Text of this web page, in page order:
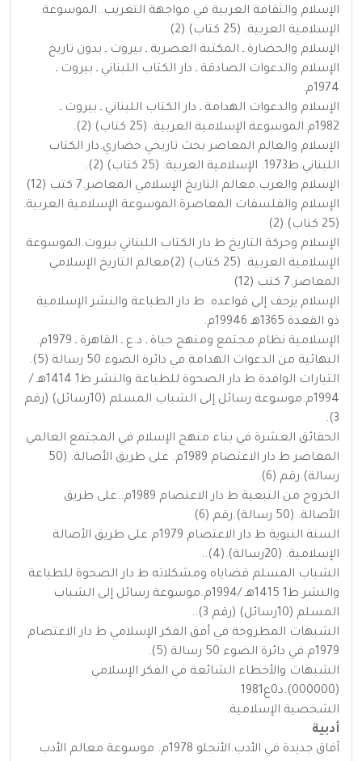
الإسلام والثقافة العربية في مواجهة التغريب..الموسوعة
الإسلامية العربية. (25 كتاب) (2)
الإسلام والحضارة ـ المكتبة العصرية ـ بيروت ـ بدون تاريخ
الإسلام والدعوات الصادقة ـ دار الكتاب اللبناني ـ بيروت ـ
1974م.
الإسلام والدعوات الهدامة ـ دار الكتاب اللبناني ـ بيروت ـ
1982م.الموسوعة الإسلامية العربية. (25 كتاب) (2).
الإسلام والعالم المعاصر بحث تاريخي حضاري.دار الكتاب
اللبناني.ط1973. الإسلامية العربية. (25 كتاب) (2).
الإسلام والغرب.معالم التاريخ الإسلامي المعاصر.7 كتب (12)
الإسلام والفلسفات المعاصرة.الموسوعة الإسلامية العربية.
(25 كتاب) (2)
الإسلام وحركة التاريخ ط دار الكتاب اللبناني بيروت.الموسوعة
الإسلامية العربية. (25 كتاب) (2)معالم التاريخ الإسلامي
المعاصر.7 كتب (12)
الإسلام يزحف إلى قواعده. ط دار الطباعة والنشر الإسلامية
ذو القعدة 1365هـ 19946م.
الإسلامية نظام مجتمع ومنهج حياة ـ د.ع ـ القاهرة ـ 1979م.
البهائية من الدعوات الهدامة.في دائرة الضوء 50 رسالة (5).
التيارات الوافدة ط دار الصحوة للطباعة والنشر ط1 1414هـ /
1994م.موسوعة رسائل إلى الشباب المسلم (10رسائل) (رقم
3).
الحقائق العشرة في بناء منهج الإسلام في المجتمع العالمي
المعاصر ط دار الاعتصام 1989م. على طريق الأصالة. (50
رسالة).رقم (6).
الخروج من التبعية ط دار الاعتصام 1989م..على طريق
الأصالة. (50 رسالة).رقم (6)
السنة النبوية ط دار الاعتصام 1979م.على طريق الأصالة
الإسلامية. (20رسالة).(4)..
الشباب المسلم قضاياه ومشكلاته ط دار الصحوة للطباعة
والنشر ط1 1415هـ /1994م.موسوعة رسائل إلى الشباب
المسلم (10رسائل) (رقم 3)..
الشبهات المطروحة في أفق الفكر الإسلامي ط دار الاعتصام
1979م.في دائرة الضوء 50 رسالة (5).
الشبهات والأخطاء الشائعة في الفكر الإسلامي
(000000).د0ع1981
الشخصية الإسلامية.
أدبية
آفاق جديدة في الأدب.الأنجلو 1978م. موسوعة معالم الأدب